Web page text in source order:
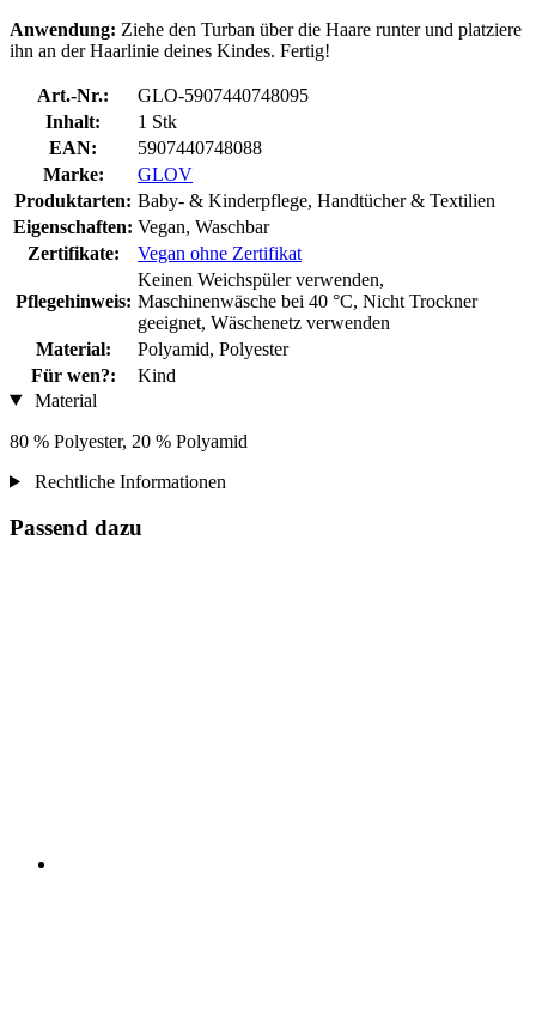
Anwendung: Ziehe den Turban über die Haare runter und platziere
ihn an der Haarlinie deines Kindes. Fertig!
Art.-Nr.:
GLO-5907440748095
Inhalt:
1 Stk
EAN:
5907440748088
Marke:
GLOV
Produktarten: Baby- & Kinderpflege, Handtücher & Textilien
Eigenschaften: Vegan, Waschbar
Zertifikate:
Vegan ohne Zertifikat
Pflegehinweis:
Keinen Weichspüler verwenden,
Maschinenwäsche bei 40 °C, Nicht Trockner
geeignet, Wäschenetz verwenden
Material:
Polyamid, Polyester
Für wen?:
Kind
Material
80 % Polyester, 20 % Polyamid
Rechtliche Informationen
Passend dazu